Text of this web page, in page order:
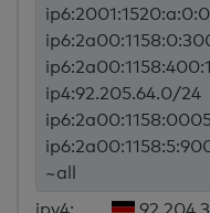
ip4:92.205.64.0/24
~all